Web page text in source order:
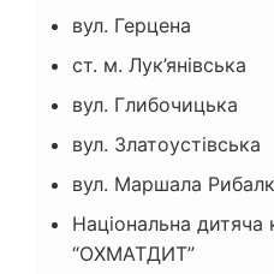
вул. Герцена
ст. м. Лук’янівська
вул. Глибочицька
вул. Златоустiвська
вул. Маршала
Національна дитяча
“ОХМАТДИТ”